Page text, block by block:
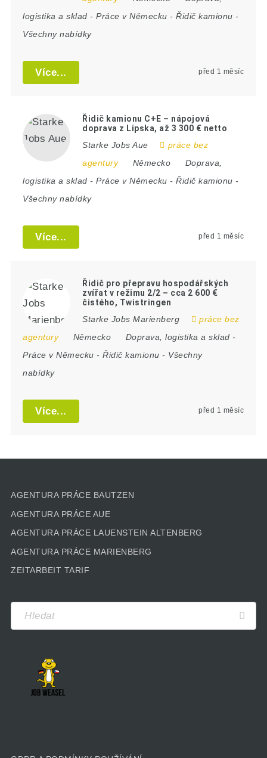
logistika a sklad -Práce v Německu -Řidič kamionu -
Všechny nabídky
Více... před 1 měsíc
Řidič kamionu C+E – nápojová
doprava z Lipska, až 3 300 € netto
Starke Jobs Aue
práce bez
agentury
Německo
Doprava,
logistika a sklad -Práce v Německu -Řidič kamionu -
Všechny nabídky
Více... před 1 měsíc
Řidič pro přepravu hospodářských
zvířat v režimu 2/2 – cca 2 600 €
čistého, Twistringen
Starke Jobs Marienberg
práce bez
agentury
Německo Doprava, logistika a sklad -
Práce v Německu -Řidič kamionu - Všechny
nabídky
Více... před 1 měsíc
AGENTURA PRÁCE BAUTZEN
AGENTURA PRÁCE AUE
AGENTURA PRÁCE LAUENSTEIN ALTENBERG
AGENTURA PRÁCE MARIENBERG
ZEITARBEIT TARIF